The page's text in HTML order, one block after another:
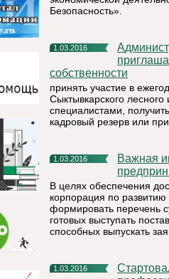
Безопасность».
1.03.2016
Администрация муниципального района «Княжпогостский»
собственности
принять участие в
Сыктывкарского
специалистами,
кадровый резерв или
1.03.2016
Важная информация для субъектов малого и среднего
В целях обеспечения
корпорация по
формировать перечень
готовых выступать
способных выпускать
1.03.2016
Стартовал республиканский конкурс «Кадровик-